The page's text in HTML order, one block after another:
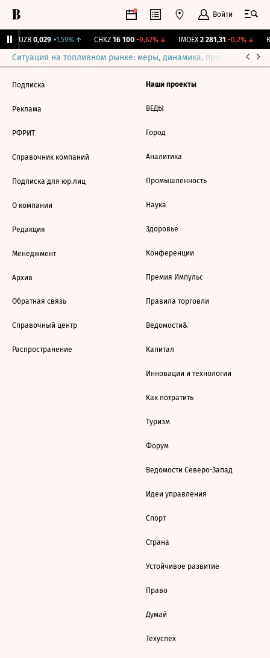
Войти
KUZB 0,029 +1,59%↑ CHKZ 16 100 -0,62%↓ IMOEX 2 281,31 -0,2%↓
Ситуация на топливном рынке: меры, динамика, прогнозы
Подписка
Реклама
РФРИТ
Справочник компаний
Подписка для юр.лиц
О компании
Редакция
Менеджмент
Архив
Обратная связь
Справочный центр
Распространение
Наши проекты
ВЕДЫ
Город
Аналитика
Промышленность
Наука
Здоровье
Конференции
Премия Импульс
Правила торговли
Ведомости&
Капитал
Инновации и технологии
Как потратить
Туризм
Форум
Ведомости Северо-Запад
Идеи управления
Спорт
Страна
Устойчивое развитие
Право
Думай
Техуспех